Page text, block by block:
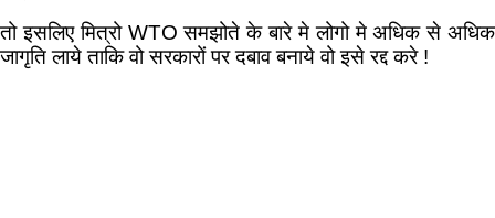
तो इसलिए मित्रो WTO समझोते के बारे मे लोगो मे अधिक से अधिक
जागृति लाये ताकि वो सरकारों पर दबाव बनाये वो इसे रद्द करे !